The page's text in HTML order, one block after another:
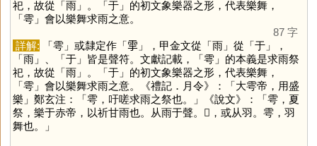
祀，故從「雨」。「于」的初文象樂器之形，代表樂舞，
「雩」會以樂舞求雨之意。
87 字
詳解: 「雩」或隸定作「𩁹 」，甲金文從「雨」從「于」，
「雨」、「于」皆是聲符。文獻記載，「雩」的本義是求雨祭
祀，故從「雨」。「于」的初文象樂器之形，代表樂舞，
「雩」會以樂舞求雨之意。《禮記．月令》：「大雩帝，用盛
樂」鄭玄注：「雩，吁嗟求雨之祭也。」《說文》：「雩，夏
祭，樂于赤帝，以祈甘雨也。从雨于聲。𦏻，或从羽。雩，羽
舞也。」